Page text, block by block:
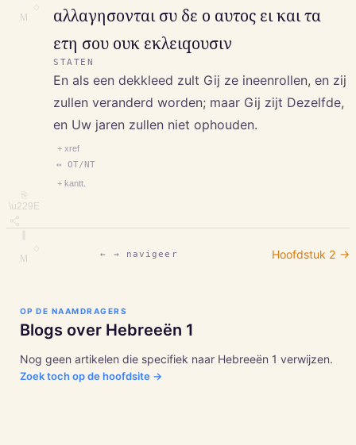
M
⎘
\u229E
M
αλλαγησονται συ δε ο αυτος ει και τα
ετη σου ουκ εκλειqουσιν
STATEN
En als een dekkleed zult Gij ze ineenrollen, en zij
zullen veranderd worden; maar Gij zijt Dezelfde,
en Uw jaren zullen niet ophouden.
+ xref
↔ OT/NT
+ kantt.
← → navigeer Hoofdstuk 2 →
OP DE NAAMDRAGERS
Blogs over Hebreeën 1
Nog geen artikelen die specifiek naar Hebreeën 1 verwijzen.
Zoek toch op de hoofdsite →